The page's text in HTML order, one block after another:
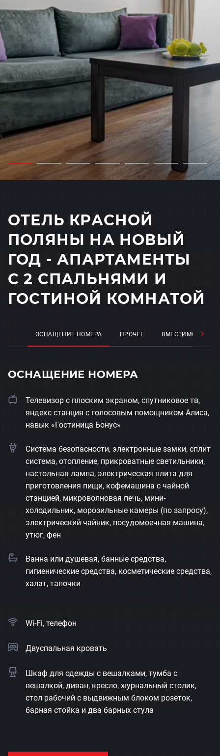
ОТЕЛЬ КРАСНОЙ
ПОЛЯНЫ НА НОВЫЙ
ГОД - АПАРТАМЕНТЫ
С 2 СПАЛЬНЯМИ И
ГОСТИНОЙ КОМНАТОЙ
ОСНАЩЕНИЕ НОМЕРА ПРОЧЕЕ ВМЕСТИМОСТЬ
ОСНАЩЕНИЕ НОМЕРА
Телевизор с плоским экраном, спутниковое тв,
яндекс станция с голосовым помощником Алиса,
навык «Гостиница Бонус»
Система безопасности, электронные замки, сплит
система, отопление, прикроватные светильники,
настольная лампа, электрическая плита для
приготовления пищи, кофемашина с чайной
станцией, микроволновая печь, мини-
холодильник, морозильные камеры (по запросу),
электрический чайник, посудомоечная машина,
утюг, фен
Ванна или душевая, банные средства,
гигиенические средства, косметические средства,
халат, тапочки
Wi-Fi, телефон
Двуспальная кровать
Шкаф для одежды с вешалками, тумба с
вешалкой, диван, кресло, журнальный столик,
стол рабочий с выдвижным блоком розеток,
барная стойка и два барных стула